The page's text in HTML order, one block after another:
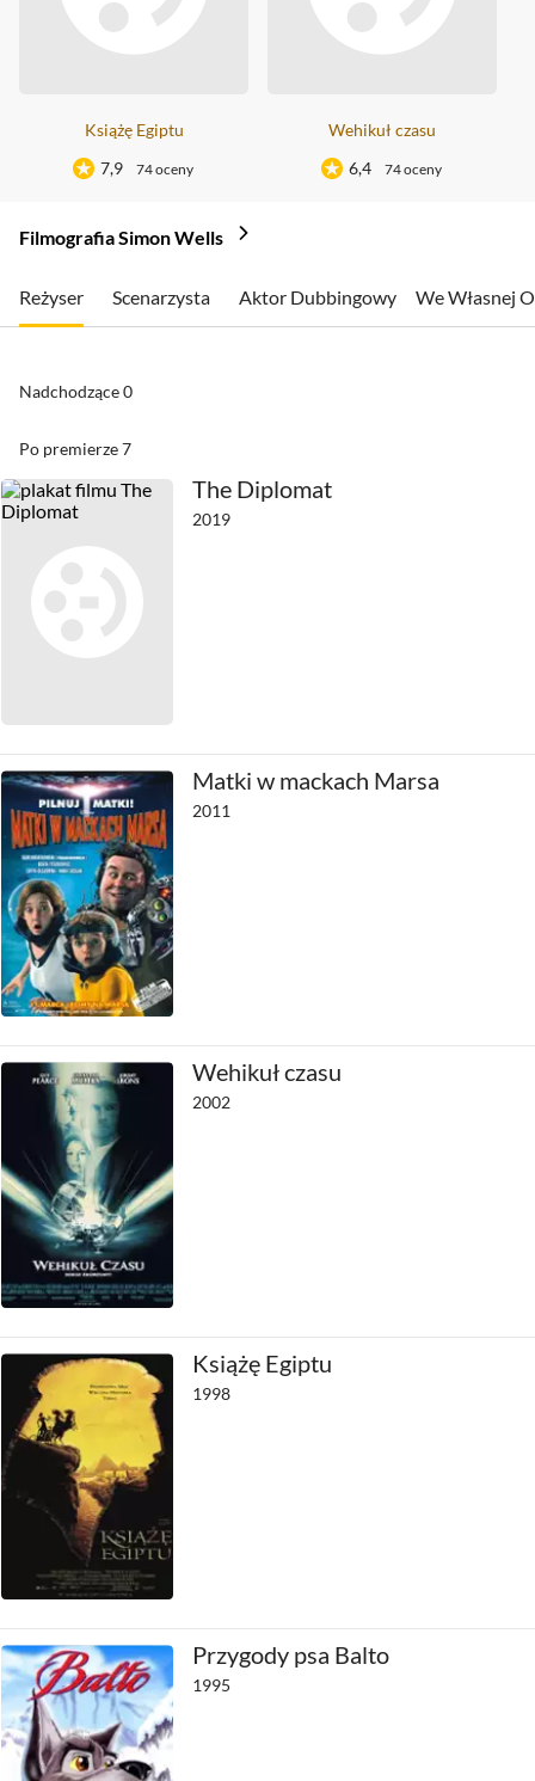
Książę Egiptu
7,9
74 oceny
Wehikuł czasu
6,4
74 oceny
Filmografia Simon Wells
Reżyser Scenarzysta Aktor Dubbingowy We Własnej
Nadchodzące0
Po premierze7
The Diplomat
2019
Matki w mackach Marsa
2011
Wehikuł czasu
2002
Książę Egiptu
1998
Przygody psa Balto
1995